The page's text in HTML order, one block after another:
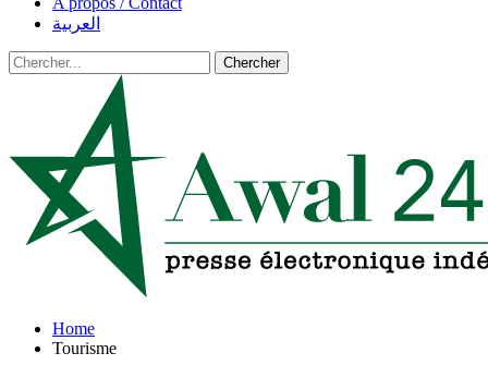
العربية
Home
Tourisme